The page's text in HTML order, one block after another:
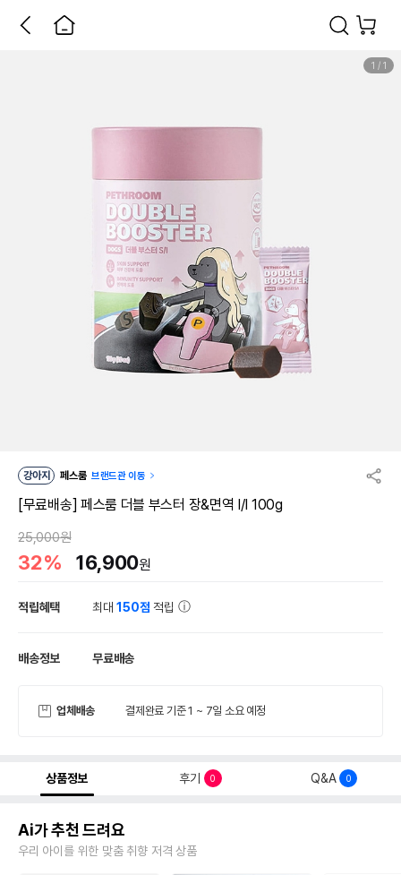
1 / 1
강아지 페스룸 브랜드관 이동
[무료배송] 페스룸 더블 부스터 장&면역 I/I 100g
25,000원
32% 16,900원
적립혜택 최대150점 적립
배송정보 무료배송
업체배송 결제완료 기준 1 ~ 7일 소요 예정
상품정보 후기 0 Q&A 0
Ai가 추천 드려요
우리 아이를 위한 맞춤 취향 저격 상품